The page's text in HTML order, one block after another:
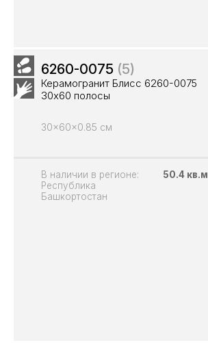
6260-0075 (5)
Керамогранит Блисс 6260-0075
30х60 полосы
30x60x0.85 см
В наличии в регионе:
Республика
Башкортостан
50.4 кв.м